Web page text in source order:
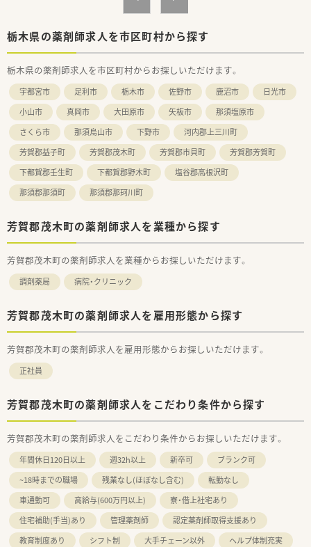
栃木県の薬剤師求人を市区町村から探す
栃木県の薬剤師求人を市区町村からお探しいただけます。
宇都宮市 足利市 栃木市 佐野市 鹿沼市
日光市
小山市
真岡市 大田原市 矢板市
那須塩原市
さくら市
那須烏山市 下野市
河内郡上三川町
芳賀郡益子町
芳賀郡茂木町 芳賀郡市貝町
芳賀郡芳賀町
下都賀郡壬生町
下都賀郡野木町
塩谷郡高根沢町
那須郡那須町
那須郡那珂川町
芳賀郡茂木町の薬剤師求人を業種から探す
芳賀郡茂木町の薬剤師求人を業種からお探しいただけます。
調剤薬局 病院・クリニック
芳賀郡茂木町の薬剤師求人を雇用形態から探す
芳賀郡茂木町の薬剤師求人を雇用形態からお探しいただけます。
正社員
芳賀郡茂木町の薬剤師求人をこだわり条件から探す
芳賀郡茂木町の薬剤師求人をこだわり条件からお探しいただけます。
年間休日120日以上 週32h以上 新卒可
ブランク可
~18時までの職場
残業なし(ほぼなし含む)
転勤なし
車通勤可
高給与(600万円以上)
寮・借上社宅あり
住宅補助(手当)あり
管理薬剤師
認定薬剤師取得支援あり
教育制度あり
シフト制 大手チェーン以外 ヘルプ体制充実